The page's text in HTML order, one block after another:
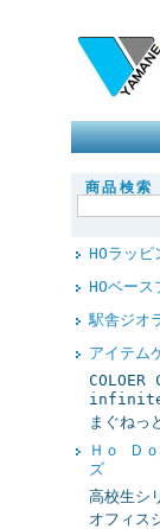
商品検索
HOラッピ
HOベース
駅舎ジオ
アイテム
COLOER
まぐねっ
Ｈｏ Ｄ
ズ
高校生シ
オフィス